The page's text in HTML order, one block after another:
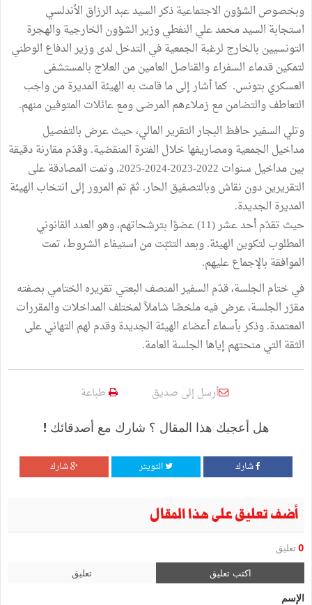
وبخصوص الشؤون الاجتماعية ذكر السيد عبد الرزاق الأندلسي
استجابة السيد محمد علي النفطي وزير الشؤون الخارجية والهجرة
التونسيين بالخارج لرغبة الجمعية في التدخل لدى وزير الدفاع الوطني
لتمكين قدماء السفراء والقناصل العامين من العلاج بالمستشفى
العسكري بتونس. كما أشار إلى ما قامت به الهيئة المديرة من واجب
التعاطف والتضامن مع زملاءهم المرضى ومع عائلات المتوفين منهم.
وتلي السفير حافظ البجار التقرير المالي، حيث عرض بالتفصيل
مداخيل الجمعية ومصاريفها خلال الفترة المنقضية. وقدّم مقارنة دقيقة
بين مداخيل سنوات 2022-2023-2024-2025. وتمت المصادقة على
التقريرين دون نقاش وبالتصفيق الحار. ثمّ تم المرور إلى انتخاب الهيئة
المديرة الجديدة.
حيث تقدّم أحد عشر (11) عضوًا بترشحاتهم، وهو العدد القانوني
المطلوب لتكوين الهيئة. وبعد التثبّت من استيفاء الشروط، تمت
الموافقة بالإجماع عليهم.
في ختام الجلسة، قدّم السفير المنصف البعتي تقريره الختامي بصفته
مقرّر الجلسة، عرض فيه ملخصًا شاملاً لمختلف المداخلات والمقررات
المعتمدة. وذكر بأسماء أعضاء الهيئة الجديدة وقدم لهم التهاني على
الثقة التي منحتهم إياها الجلسة العامة.
أرسل إلى صديق طباعة
هل أعجبك هذا المقال ؟ شارك مع أصدقائك !
شارك التويتر شارك
أضف تعليق على هذا المقال
0 تعليق
اكتب تعليق تعليق
الإسم